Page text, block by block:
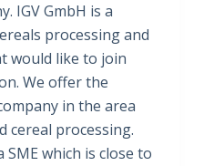
IGV GmbH is a
processing and
would like to join
We offer the
in the area
cereal processing.
which is close to